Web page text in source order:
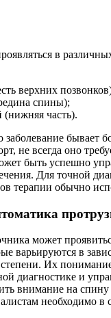
в
верхних
спины);
часть).
заболевание бывает
не всегда оно
быть успешно
Для точной
терапии обычно
может
варьируются в
Их
диагностике и
внимание на
необходимо в